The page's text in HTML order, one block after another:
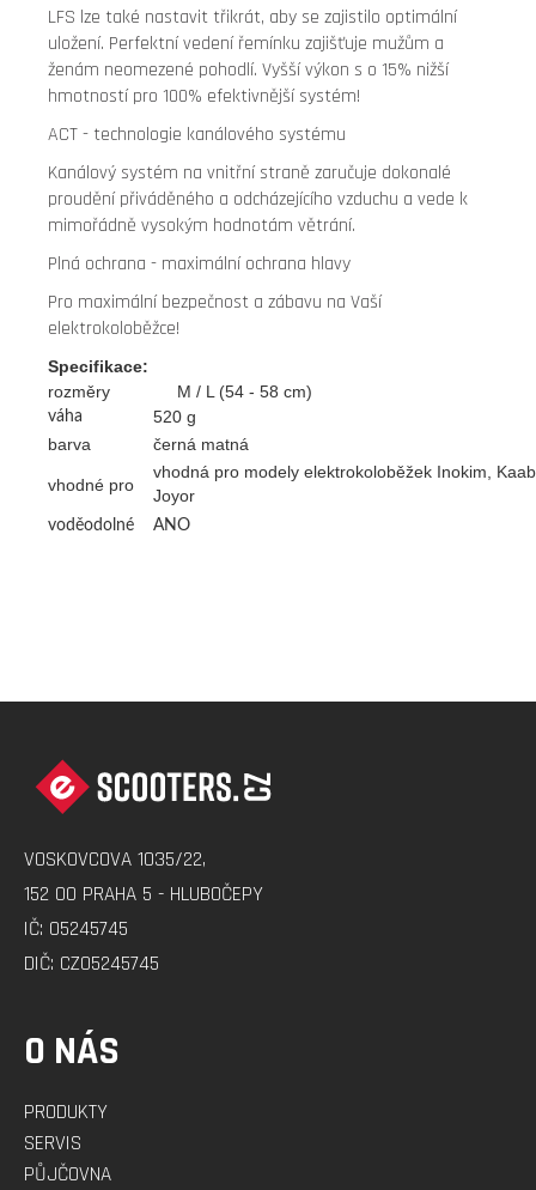
LFS lze také nastavit třikrát, aby se zajistilo optimální
uložení. Perfektní vedení řemínku zajišťuje mužům a
ženám neomezené pohodlí. Vyšší výkon s o 15% nižší
hmotností pro 100% efektivnější systém!
ACT - technologie kanálového systému
Kanálový systém na vnitřní straně zaručuje dokonalé
proudění přiváděného a odcházejícího vzduchu a vede k
mimořádně vysokým hodnotám větrání.
Plná ochrana - maximální ochrana hlavy
Pro maximální bezpečnost a zábavu na Vaší
elektrokoloběžce!
Specifikace:
rozměry M / L (54 - 58 cm)
váha
520 g
barva
černá matná
vhodné pro
vhodná pro modely elektrokoloběžek Inokim,
Joyor
voděodolné ANO
VOSKOVCOVA 1035/22,
152 00 PRAHA 5 - HLUBOČEPY
IČ: 05245745
DIČ: CZ05245745
O NÁS
PRODUKTY
SERVIS
PŮJČOVNA